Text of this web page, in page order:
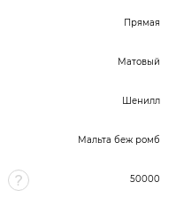
Прямая
Матовый
Шенилл
Мальта беж ромб
50000